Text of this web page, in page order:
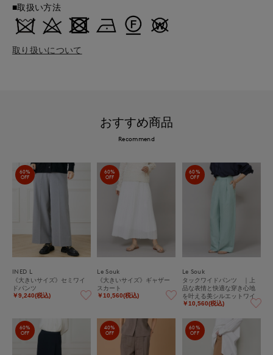
■取扱い方法
取り扱いについて
おすすめ商品
Recommend
60%
OFF
INED L
《大きいサイズ》セミワイ
ドパンツ
￥9,240(税込)
60%
OFF
Le Souk
《大きいサイズ》ギャザー
スカート
￥10,560(税込)
60%
OFF
Le Souk
タックワイドパンツ ｜上
品な表情と快適な穿き心地
を叶える美シルエットワイ
ドパンツ
￥10,560(税込)
60%
OFF
40%
OFF
60%
OFF